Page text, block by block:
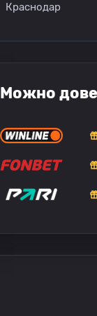
Краснодар
Можно